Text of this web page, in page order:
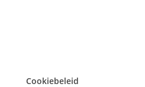
Cookiebeleid